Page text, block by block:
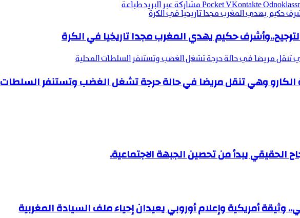
‫Pocket مشاركة عبر البريدطباعة
حكيم يهدي المغرب مجدا تاريخيا في الكرة
حكيم يهدي المغرب مجدا تاريخيا في الكرة
وهي تنقل مريضا في حالة حرجة تشغل الغضب وتستنفر السلطات المحلية
الكارو وهي تنقل مريضا في حالة حرجة تشغل الغضب وتستنفر
وثيقة أمريكية وإعلام أوروبي يعيدان إحياء ملف السيادة المغربية